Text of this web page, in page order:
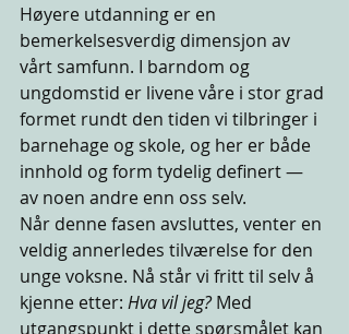
Høyere utdanning er en
bemerkelsesverdig dimensjon av
vårt samfunn. I barndom og
ungdomstid er livene våre i stor grad
formet rundt den tiden vi tilbringer i
barnehage og skole, og her er både
innhold og form tydelig definert —
av noen andre enn oss selv.
Når denne fasen avsluttes, venter en
veldig annerledes tilværelse for den
unge voksne. Nå står vi fritt til selv å
kjenne etter: Hva vil jeg? Med
utgangspunkt i dette spørsmålet kan